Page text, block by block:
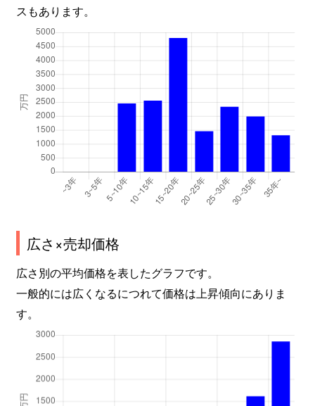
スもあります。
広さ×売却価格
広さ別の平均価格を表したグラフです。
一般的には広くなるにつれて価格は上昇傾向にありま
す。